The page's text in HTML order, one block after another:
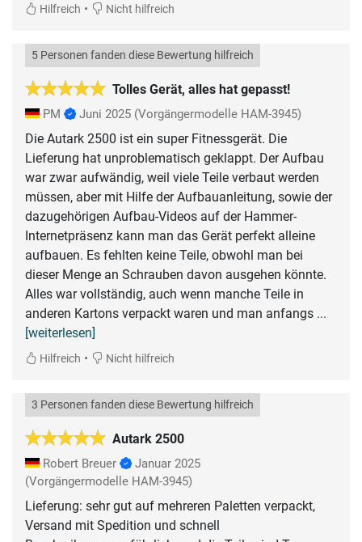
Hilfreich • Nicht hilfreich
Tolles Gerät, alles hat gepasst!
5 Personen fanden diese Bewertung hilfreich
PM Juni 2025 (Vorgängermodelle HAM-3945)
Die Autark 2500 ist ein super Fitnessgerät. Die
Lieferung hat unproblematisch geklappt. Der Aufbau
war zwar aufwändig, weil viele Teile verbaut werden
müssen, aber mit Hilfe der Aufbauanleitung, sowie der
dazugehörigen Aufbau-Videos auf der Hammer-
Internetpräsenz kann man das Gerät perfekt alleine
aufbauen. Es fehlten keine Teile, obwohl man bei
dieser Menge an Schrauben davon ausgehen könnte.
Alles war vollständig, auch wenn manche Teile in
anderen Kartons verpackt waren und man anfangs ...
[weiterlesen]
Hilfreich • Nicht hilfreich
Autark 2500
3 Personen fanden diese Bewertung hilfreich
Robert Breuer
Januar 2025
(Vorgängermodelle HAM-3945)
Lieferung: sehr gut auf mehreren Paletten verpackt,
Versand mit Spedition und schnell